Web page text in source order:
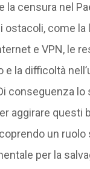
la censura nel
ostacoli, come la
e VPN, le
la difficoltà
conseguenza lo
aggirare questi
un ruolo
per la